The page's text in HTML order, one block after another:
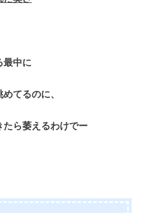
最中に
てるのに、
たら萎えるわけでー